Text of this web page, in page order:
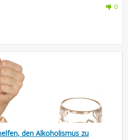
0
den Alkoholismus zu